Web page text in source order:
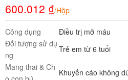
600.012 ₫/Hộp
Công dụng
Điều trị mỡ máu
Đối tượng sử dụ
ng
Trẻ em từ 6 tuổi
Mang thai & Ch
Khuyến cáo không